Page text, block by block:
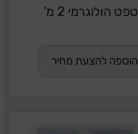
טפט הולוגרמי 2 מ'
הוספה להצעת מחיר